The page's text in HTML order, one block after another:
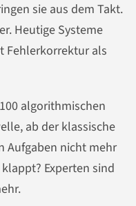
sie aus dem Takt.
Heutige Systeme
Fehlerkorrektur als
algorithmischen
ab der klassische
Aufgaben nicht mehr
Experten sind